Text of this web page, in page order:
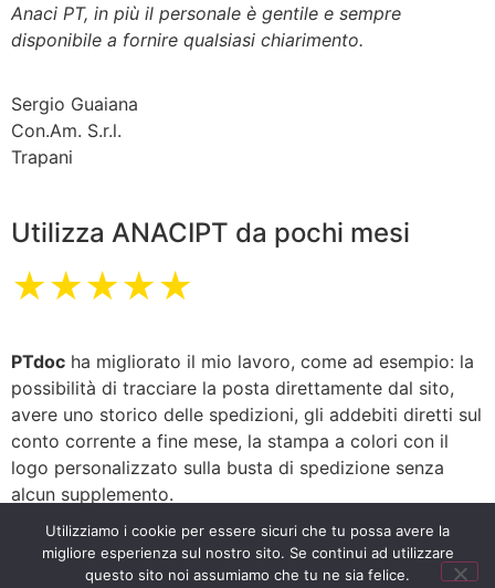
Anaci PT, in più il personale è gentile e sempre
disponibile a fornire qualsiasi chiarimento.
Sergio Guaiana
Con.Am. S.r.l.
Trapani
Utilizza ANACIPT da pochi mesi
★★★★★
PTdoc ha migliorato il mio lavoro, come ad esempio: la
possibilità di tracciare la posta direttamente dal sito,
avere uno storico delle spedizioni, gli addebiti diretti sul
conto corrente a fine mese, la stampa a colori con il
logo personalizzato sulla busta di spedizione senza
alcun supplemento.
Giuliano Chicchi
Utilizziamo i cookie per essere sicuri che tu possa avere la
migliore esperienza sul nostro sito. Se continui ad utilizzare
questo sito noi assumiamo che tu ne sia felice.